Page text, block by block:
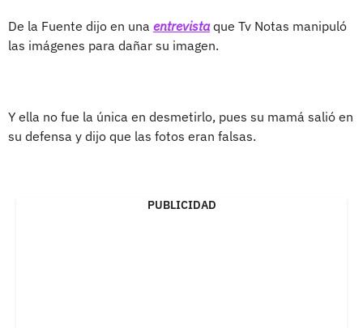
De la Fuente dijo en una entrevistaque Tv Notas manipuló
las imágenes para dañar su imagen.
Y ella no fue la única en desmetirlo, pues su mamá salió en
su defensa y dijo que las fotos eran falsas.
PUBLICIDAD